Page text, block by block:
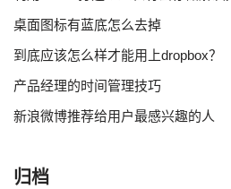
桌面图标有蓝底怎么去掉
到底应该怎么样才能用上dropbox？
产品经理的时间管理技巧
新浪微博推荐给用户最感兴趣的人
归档